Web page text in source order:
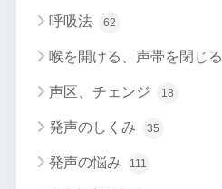
呼吸法 62
喉を開ける、声帯を閉じる
声区、チェンジ 18
発声のしくみ 35
発声の悩み 111